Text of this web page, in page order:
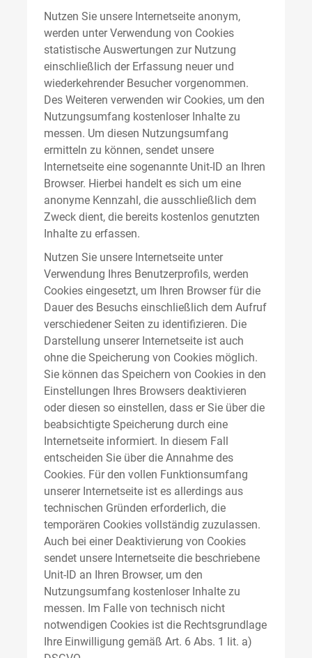
Nutzen Sie unsere Internetseite anonym,
werden unter Verwendung von Cookies
statistische Auswertungen zur Nutzung
einschließlich der Erfassung neuer und
wiederkehrender Besucher vorgenommen.
Des Weiteren verwenden wir Cookies, um den
Nutzungsumfang kostenloser Inhalte zu
messen. Um diesen Nutzungsumfang
ermitteln zu können, sendet unsere
Internetseite eine sogenannte Unit-ID an Ihren
Browser. Hierbei handelt es sich um eine
anonyme Kennzahl, die ausschließlich dem
Zweck dient, die bereits kostenlos genutzten
Inhalte zu erfassen.
Nutzen Sie unsere Internetseite unter
Verwendung Ihres Benutzerprofils, werden
Cookies eingesetzt, um Ihren Browser für die
Dauer des Besuchs einschließlich dem Aufruf
verschiedener Seiten zu identifizieren. Die
Darstellung unserer Internetseite ist auch
ohne die Speicherung von Cookies möglich.
Sie können das Speichern von Cookies in den
Einstellungen Ihres Browsers deaktivieren
oder diesen so einstellen, dass er Sie über die
beabsichtigte Speicherung durch eine
Internetseite informiert. In diesem Fall
entscheiden Sie über die Annahme des
Cookies. Für den vollen Funktionsumfang
unserer Internetseite ist es allerdings aus
technischen Gründen erforderlich, die
temporären Cookies vollständig zuzulassen.
Auch bei einer Deaktivierung von Cookies
sendet unsere Internetseite die beschriebene
Unit-ID an Ihren Browser, um den
Nutzungsumfang kostenloser Inhalte zu
messen. Im Falle von technisch nicht
notwendigen Cookies ist die Rechtsgrundlage
Ihre Einwilligung gemäß Art. 6 Abs. 1 lit. a)